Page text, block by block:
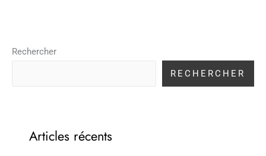
Rechercher
RECHERCHER
Articles récents